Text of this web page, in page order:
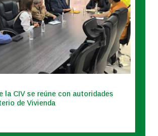
la CIV se reúne con autoridades
de Vivienda